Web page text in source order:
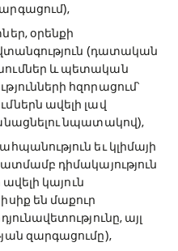
օրենքի
(դատական
և պետական
հզորացում՝
ավելի լավ
նպատակով),
եւ կլիմայի
դիմակայություն
կայուն
են մաքուր
այլ
զարգացումը),